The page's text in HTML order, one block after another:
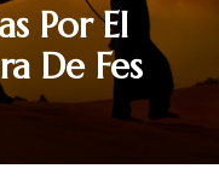
Por El
De Fes